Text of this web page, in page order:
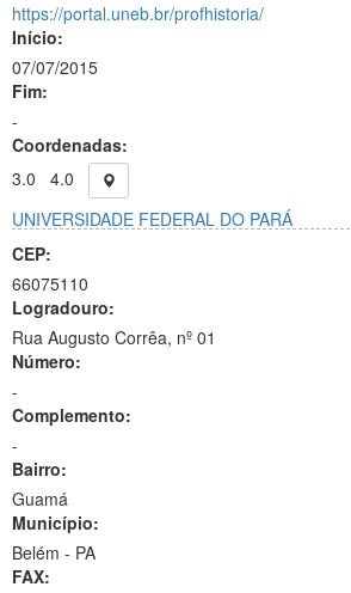
https://portal.uneb.br/profhistoria/
Início:
07/07/2015
Fim:
-
Coordenadas:
3.0
4.0
UNIVERSIDADE FEDERAL DO PARÁ
CEP:
66075110
Logradouro:
Rua Augusto Corrêa, nº 01
Número:
-
Complemento:
-
Bairro:
Guamá
Município:
Belém - PA
FAX: